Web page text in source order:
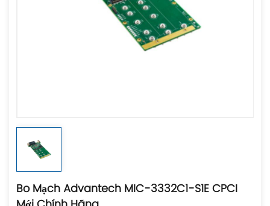
Bo Mạch Advantech MIC-3332C1-S1E CPCI